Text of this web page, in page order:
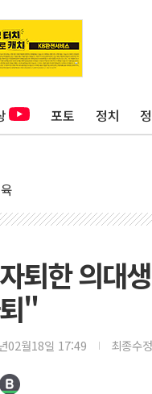
포토 정치
퇴한 의대
"
02월18일 17:49 최종수